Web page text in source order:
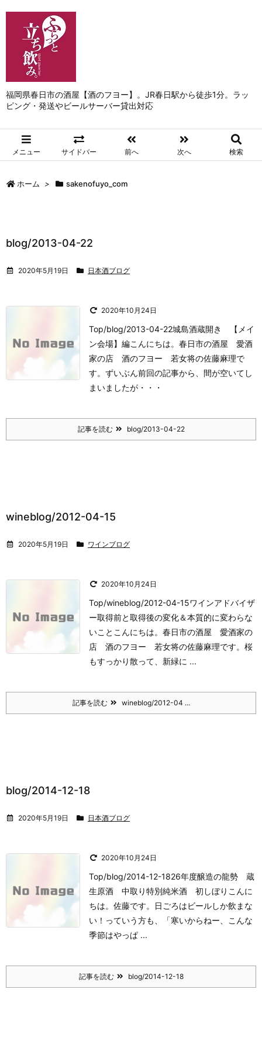
福岡県春日市の酒屋【酒のフヨー】。JR春日駅から徒歩1分。ラッ
ピング・発送やビールサーバー貸出対応
メニュー サイドバー 前へ 次へ 検索
ホーム > sakenofuyo_com
blog/2013-04-22
2020年5月19日 日本酒ブログ
2020年10月24日
Top/blog/2013-04-22城島酒蔵開き 【メイ
ン会場】編こんにちは。春日市の酒屋 愛酒
家の店 酒のフヨー 若女将の佐藤麻理で
す。ずいぶん前回の記事から、間が空いてし
まいましたが・・・
記事を読む blog/2013-04-22
wineblog/2012-04-15
2020年5月19日 ワインブログ
2020年10月24日
Top/wineblog/2012-04-15ワインアドバイザ
ー取得前と取得後の変化＆本質的に変わらな
いこと こんにちは。春日市の酒屋 愛酒家の
店 酒のフヨー 若女将の佐藤麻理です。桜
もすっかり散って、新緑に ...
記事を読む wineblog/2012-04 ...
blog/2014-12-18
2020年5月19日 日本酒ブログ
2020年10月24日
Top/blog/2014-12-1826年度醸造の龍勢 蔵
生原酒 中取り特別純米酒 初しぼり こんに
ちは。佐藤です。 日ごろはビールしか飲まな
い！っていう方も、
「寒いからねー、こんな
季節はやっぱ ...
記事を読む blog/2014-12-18